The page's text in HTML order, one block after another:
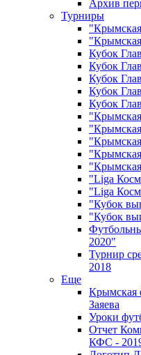
Архив
Турниры
Кубок
Кубок
Кубок
Кубок
Кубок
"Liga
"Liga
"Кубок
"Кубок
2020"
Турнир
2018
Еще
Крымская
Заяева
Уроки
Отчет
КФС -